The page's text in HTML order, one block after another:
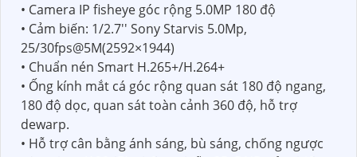
• Camera IP fisheye góc rộng 5.0MP 180 độ
• Cảm biến: 1/2.7'' Sony Starvis 5.0Mp,
25/30fps@5M(2592×1944)
• Chuẩn nén Smart H.265+/H.264+
• Ống kính mắt cá góc rộng quan sát 180 độ ngang,
180 độ dọc, quan sát toàn cảnh 360 độ, hỗ trợ
dewarp.
• Hỗ trợ cân bằng ánh sáng, bù sáng, chống ngược